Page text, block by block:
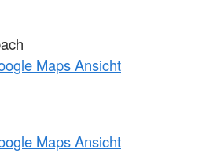
Maps Ansicht
Maps Ansicht